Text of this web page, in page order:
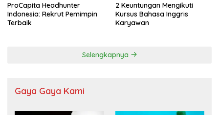
ProCapita Headhunter
Indonesia: Rekrut Pemimpin
Terbaik
2 Keuntungan Mengikuti
Kursus Bahasa Inggris
Karyawan
Selengkapnya
Gaya Gaya Kami